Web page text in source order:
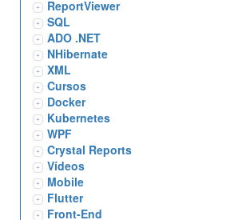
ReportViewer
SQL
ADO .NET
NHibernate
XML
Cursos
Docker
Kubernetes
WPF
Crystal Reports
Vídeos
Mobile
Flutter
Front-End